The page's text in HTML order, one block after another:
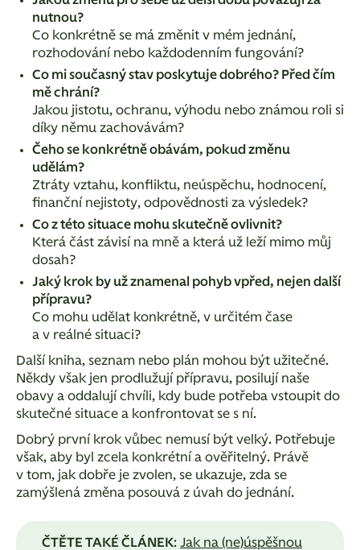
nutnou?
Co konkrétně se má změnit v mém jednání,
rozhodování nebo každodenním fungování?
Co mi současný stav poskytuje dobrého? Před čím
mě chrání?
Jakou jistotu, ochranu, výhodu nebo známou roli si
díky němu zachovávám?
Čeho se konkrétně obávám, pokud změnu
udělám?
Ztráty vztahu, konfliktu, neúspěchu, hodnocení,
finanční nejistoty, odpovědnosti za výsledek?
Co z této situace mohu skutečně ovlivnit?
Která část závisí na mně a která už leží mimo můj
dosah?
Jaký krok by už znamenal pohyb vpřed, nejen další
přípravu?
Co mohu udělat konkrétně, v určitém čase
a v reálné situaci?
Další kniha, seznam nebo plán mohou být užitečné.
Někdy však jen prodlužují přípravu, posilují naše
obavy a oddalují chvíli, kdy bude potřeba vstoupit do
skutečné situace a konfrontovat se s ní.
Dobrý první krok vůbec nemusí být velký. Potřebuje
však, aby byl zcela konkrétní a ověřitelný. Právě
v tom, jak dobře je zvolen, se ukazuje, zda se
zamýšlená změna posouvá z úvah do jednání.
ČTĚTE TAKÉ ČLÁNEK: Jak na (ne)úspěšnou